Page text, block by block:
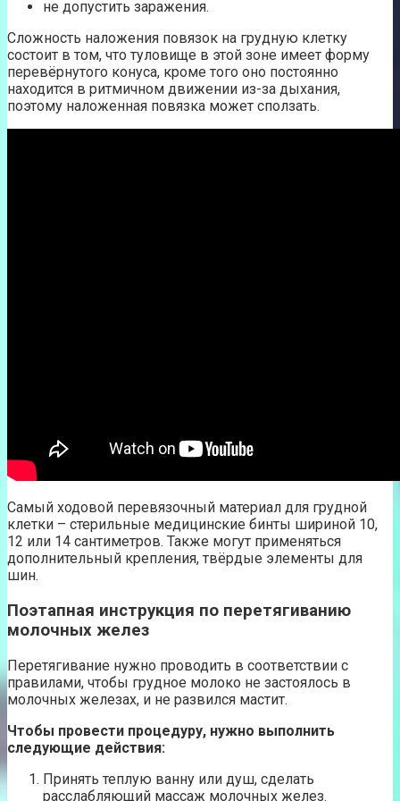
не допустить заражения.
Сложность наложения повязок на грудную клетку
состоит в том, что туловище в этой зоне имеет форму
перевёрнутого конуса, кроме того оно постоянно
находится в ритмичном движении из-за дыхания,
поэтому наложенная повязка может сползать.
Самый ходовой перевязочный материал для грудной
клетки – стерильные медицинские бинты шириной 10,
12 или 14 сантиметров. Также могут применяться
дополнительный крепления, твёрдые элементы для
шин.
Поэтапная инструкция по перетягиванию
молочных желез
Перетягивание нужно проводить в соответствии с
правилами, чтобы грудное молоко не застоялось в
молочных железах, и не развился мастит.
Чтобы провести процедуру, нужно выполнить
следующие действия:
Принять теплую ванну или душ, сделать
расслабляющий массаж молочных желез.